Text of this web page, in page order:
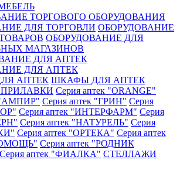
ТОРГОВОГО ОБОРУДОВАНИЯ
ДЛЯ ТОРГОВЛИ ОБОРУДОВАНИЕ
ОБОРУДОВАНИЕ ДЛЯ
МАГАЗИНОВ
ДЛЯ АПТЕК
АПТЕК ШКАФЫ ДЛЯ АПТЕК
Серия аптек "ORANGE"
"АМПИР" Серия аптек "ГРИН" Серия
Серия аптек "ИНТЕРФАРМ" Серия
Серия аптек "НАТУРЕЛЬ" Серия
Серия аптек "ОРТЕКА" Серия аптек
Серия аптек "РОДНИК
Серия аптек "ФИАЛКА" СТЕЛЛАЖИ